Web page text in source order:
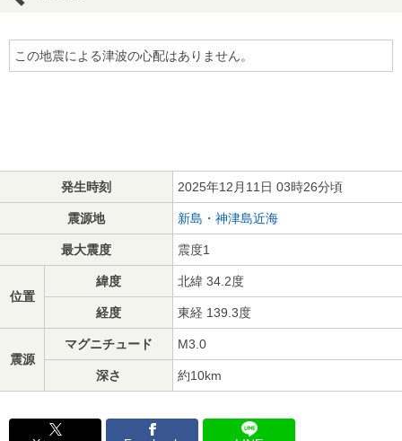
この地震による津波の心配はありません。
発生時刻 2025年12月11日 03時26分頃
震源地 新島・神津島近海
最大震度 震度1
位置
緯度 北緯 34.2度
経度 東経 139.3度
震源
マグニチュード M3.0
深さ 約10km